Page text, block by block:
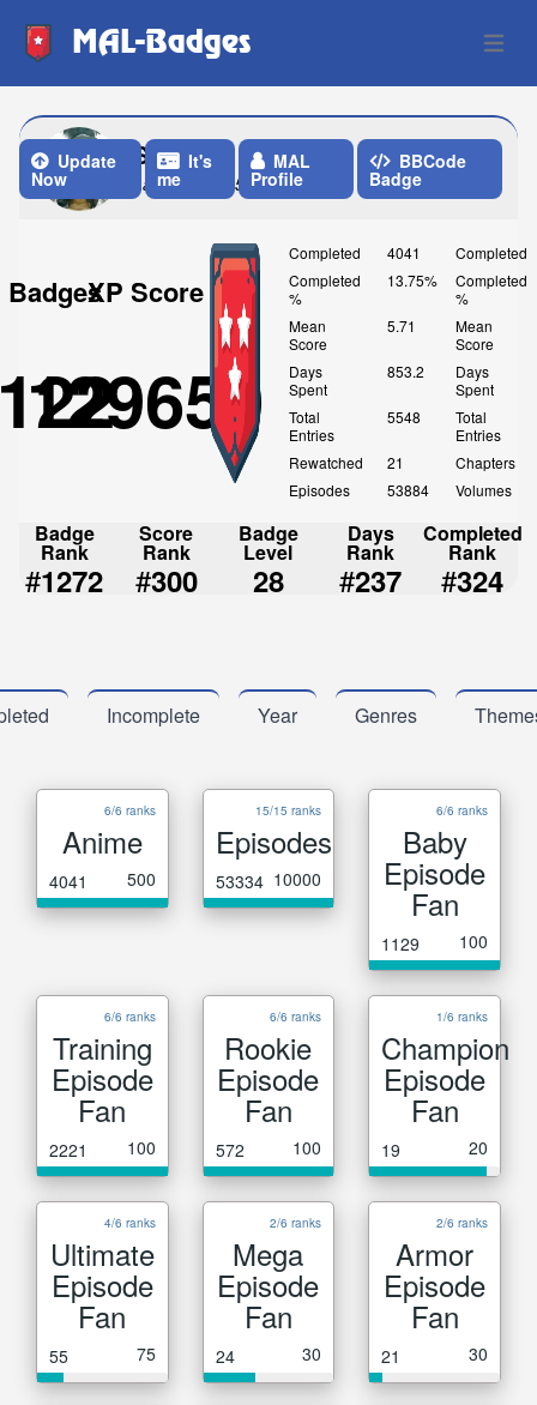
MAL-Badges Open
Stark700
Last Update: 5 Days ago
Update
Now
It's
me
MAL
Profile
BBCode
Badge
BadgesXP Score
129650
Completed
4041
Completed
%
13.75%
Mean
Score
5.71
Days
Spent
853.2
Total
Entries
5548
Rewatched
21
Episodes
53884
Completed
Completed
%
Mean
Score
Days
Spent
Total
Entries
Chapters
Volumes
Badge
Rank
#1272
Score
Rank
#300
Badge
Level
28
Days
Rank
#237
Completed
Rank
#324
Incomplete Year Genres
6/6 ranks
Anime
4041 500
15/15 ranks
Episodes
53334 10000
6/6 ranks
Baby
Episode
Fan
1129 100
6/6 ranks
Training
Episode
Fan
2221 100
6/6 ranks
Rookie
Episode
Fan
572 100
1/6 ranks
Champion
Episode
Fan
19 20
4/6 ranks
Ultimate
Episode
Fan
55 75
2/6 ranks
Mega
Episode
Fan
24 30
2/6 ranks
Armor
Episode
Fan
21 30